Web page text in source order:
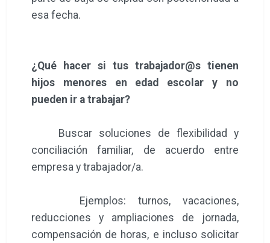
esa fecha.
¿Qué hacer si tus trabajador@s tienen
hijos menores en edad escolar y no
pueden ir a trabajar?
Buscar soluciones de flexibilidad y
conciliación familiar, de acuerdo entre
empresa y trabajador/a.
Ejemplos: turnos, vacaciones,
reducciones y ampliaciones de jornada,
compensación de horas, e incluso solicitar